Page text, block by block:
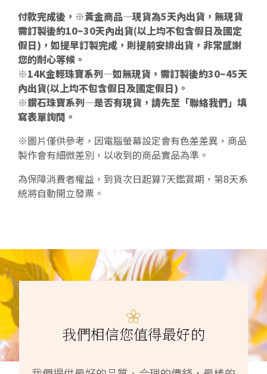
付款完成後，※黃金商品—現貨為5天內出貨，無現貨
需訂製後約10~30天內出貨(以上均不包含假日及國定
假日)，如提早訂製完成，則提前安排出貨，非常感謝
您的耐心等候。
※14K金輕珠寶系列—如無現貨，需訂製後約30~45天
內出貨(以上均不包含假日及國定假日)。
※鑽石珠寶系列—是否有現貨，請先至「聯絡我們」填
寫表單詢問。
※圖片僅供參考，因電腦螢幕設定會有色差差異，商品
製作會有細微差別，以收到的商品實品為準。
為保障消費者權益，到貨次日起算7天鑑賞期，第8天系
統將自動開立發票。
我們相信您值得最好的